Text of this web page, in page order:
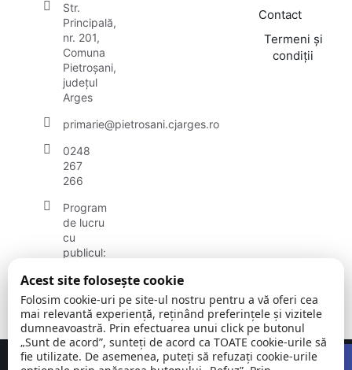
Str.
Principală,
nr. 201,
Comuna
Pietroșani,
județul
Arges
primarie@pietrosani.cjarges.ro
0248
267
266
Program
de lucru
cu
publicul:
vineri:
08.30 –
14.00
Contact
Termeni și
condiții
Concept realizat deBig Media Relații Publice SRL
Acest site folosește cookie
Folosim cookie-uri pe site-ul nostru pentru a vă oferi cea
mai relevantă experiență, reținând preferințele și vizitele
dumneavoastră. Prin efectuarea unui click pe butonul
„Sunt de acord”, sunteți de acord ca TOATE cookie-urile să
fie utilizate. De asemenea, puteți să refuzați cookie-urile